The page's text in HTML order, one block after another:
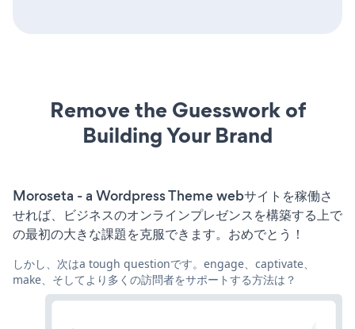
Remove the Guesswork of
Building Your Brand
Moroseta - a Wordpress Theme webサイトを稼働さ
せれば、ビジネスのオンラインプレゼンスを構築する上で
の最初の大きな課題を克服できます。おめでとう！
しかし、次はa tough questionです。engage、captivate、
make、そしてより多くの訪問者をサポートする方法は？